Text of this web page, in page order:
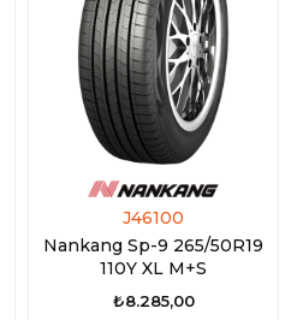
J46100
Nankang Sp-9 265/50R19
110Y XL M+S
₺8.285,00